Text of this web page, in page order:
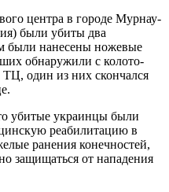
центра в городе Мурнау-
были убиты два
были нанесены ножевые
обнаружили с колото-
один из них скончался
убитые украинцы были
реабилитацию в
ранения конечностей,
защищаться от нападения